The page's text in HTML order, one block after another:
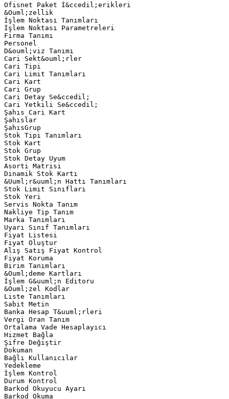
Ofisnet Paket İ&ccedil;erikleri
&Ouml;zellik
İşlem Noktası Tanımları
İşlem Noktası Parametreleri
Firma Tanımı
Personel
D&ouml;viz Tanımı
Cari Sekt&ouml;rler
Cari Tipi
Cari Limit Tanımları
Cari Kart
Cari Grup
Cari Detay Se&ccedil;
Cari Yetkili Se&ccedil;
Şahıs Cari Kart
Şahıslar
ŞahısGrup
Stok Tipi Tanımları
Stok Kart
Stok Grup
Stok Detay Uyum
Asorti Matrisi
Dinamik Stok Kartı
&Uuml;r&uuml;n Hattı Tanımları
Stok Limit Sınıfları
Stok Yeri
Servis Nokta Tanım
Nakliye Tip Tanım
Marka Tanımları
Uyarı Sınıf Tanımları
Fiyat Listesi
Fiyat Oluştur
Alış Satış Fiyat Kontrol
Fiyat Koruma
Birim Tanımları
&Ouml;deme Kartları
İşlem G&uuml;n Editoru
&Ouml;zel Kodlar
Liste Tanımları
Sabit Metin
Banka Hesap T&uuml;rleri
Vergi Oran Tanım
Ortalama Vade Hesaplayıcı
Hizmet Bağla
Şifre Değiştir
Dokuman
Bağlı Kullanıcılar
Yedekleme
İşlem Kontrol
Durum Kontrol
Barkod Okuyucu Ayarı
Barkod Okuma